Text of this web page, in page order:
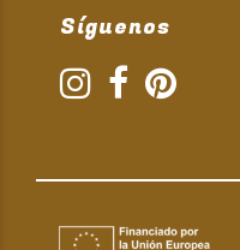
Síguenos